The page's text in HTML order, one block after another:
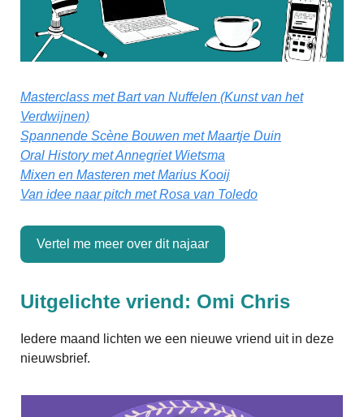
Masterclass met Bart van Nuffelen (Kunst van het
Verdwijnen)
Spannende Scène Bouwen met Maartje Duin
Oral History met Annegriet Wietsma
Mixen en Masteren met Marius Kooij
Van idee naar pitch met Rosa van Toledo
Vertel me meer over dit najaar
Uitgelichte vriend: Omi Chris
Iedere maand lichten we een nieuwe vriend uit in deze
nieuwsbrief.